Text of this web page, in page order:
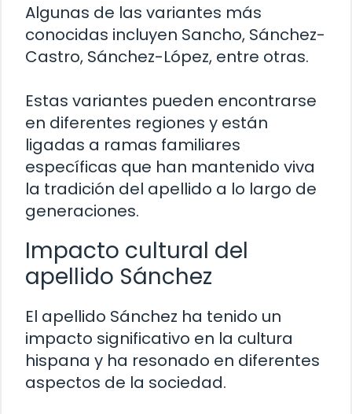
Algunas de las variantes más
conocidas incluyen Sancho, Sánchez-
Castro, Sánchez-López, entre otras.
Estas variantes pueden encontrarse
en diferentes regiones y están
ligadas a ramas familiares
específicas que han mantenido viva
la tradición del apellido a lo largo de
generaciones.
Impacto cultural del
apellido Sánchez
El apellido Sánchez ha tenido un
impacto significativo en la cultura
hispana y ha resonado en diferentes
aspectos de la sociedad.